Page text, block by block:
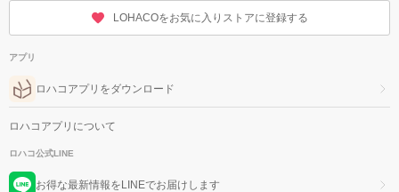
LOHACOをお気に入りストアに登録する
アプリ
ロハコアプリをダウンロード
ロハコアプリについて
ロハコ公式LINE
お得な最新情報をLINEでお届けします